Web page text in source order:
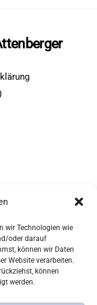
wir Technologien wie
oder darauf
können wir Daten
Website verarbeiten.
können
werden.